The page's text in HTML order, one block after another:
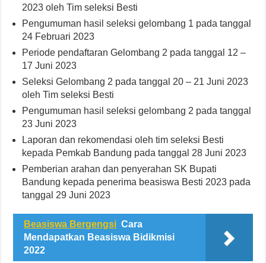
2023 oleh Tim seleksi Besti
Pengumuman hasil seleksi gelombang 1 pada tanggal
24 Februari 2023
Periode pendaftaran Gelombang 2 pada tanggal 12 –
17 Juni 2023
Seleksi Gelombang 2 pada tanggal 20 – 21 Juni 2023
oleh Tim seleksi Besti
Pengumuman hasil seleksi gelombang 2 pada tanggal
23 Juni 2023
Laporan dan rekomendasi oleh tim seleksi Besti
kepada Pemkab Bandung pada tanggal 28 Juni 2023
Pemberian arahan dan penyerahan SK Bupati
Bandung kepada penerima beasiswa Besti 2023 pada
tanggal 29 Juni 2023
Beasiswa Bergengsi Cara
Mendapatkan Beasiswa Bidikmisi
2022